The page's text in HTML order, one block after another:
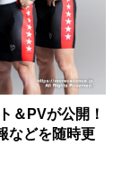
＆PVが公開！
などを随時更